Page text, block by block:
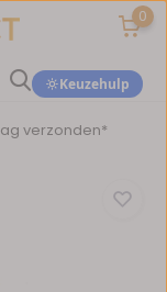
0
Keuzehulp
verzonden*